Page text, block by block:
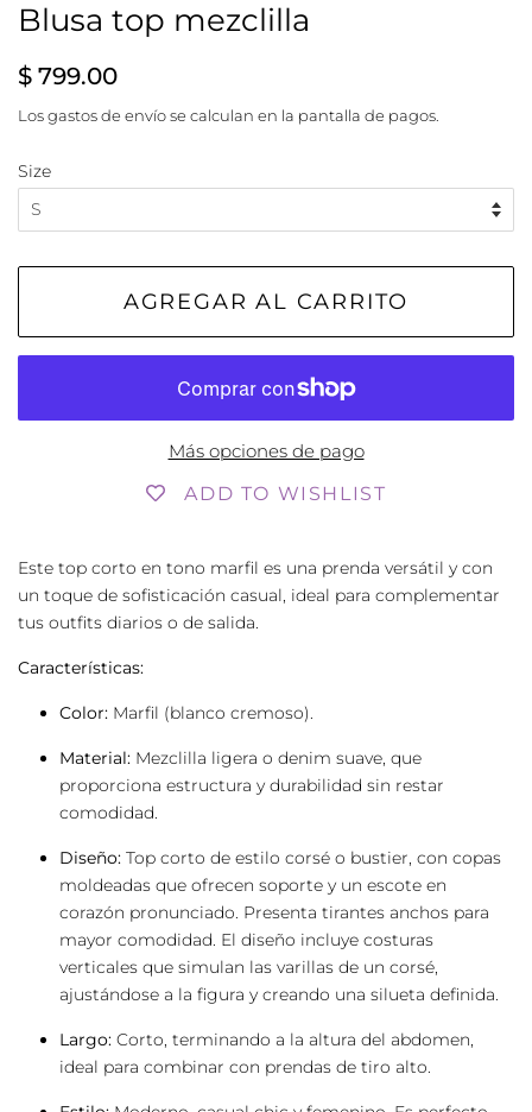
Blusa top mezclilla
Precio
$ 799.00
venta
Losgastos de envíose calculan en la pantalla de pagos.
Size
AGREGAR AL CARRITO
Más opciones de pago
ADD TO WISHLIST
Este top corto en tono marfil es una prenda versátil y con
un toque de sofisticación casual, ideal para complementar
tus outfits diarios o de salida.
Características:
Color: Marfil (blanco cremoso).
Material: Mezclilla ligera o denim suave, que
proporciona estructura y durabilidad sin restar
comodidad.
Diseño: Top corto de estilo corsé o bustier, con copas
moldeadas que ofrecen soporte y un escote en
corazón pronunciado. Presenta tirantes anchos para
mayor comodidad. El diseño incluye costuras
verticales que simulan las varillas de un corsé,
ajustándose a la figura y creando una silueta definida.
Largo: Corto, terminando a la altura del abdomen,
ideal para combinar con prendas de tiro alto.